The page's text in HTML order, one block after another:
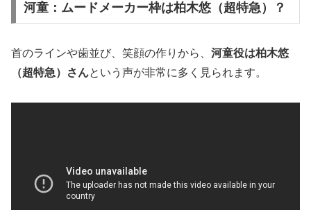
河童：ムードメーカー枠は柏木悠（超特急）？
首のラインや歯並び、笑顔の作りから、 河童役は柏木悠
（超特急）さんという声が非常に多く見られます。